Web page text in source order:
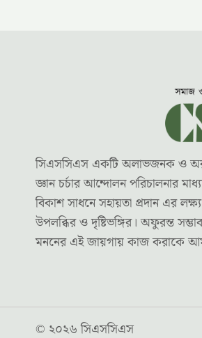
সিএসসিএস একটি অলাভজনক ও
জ্ঞান চর্চার আন্দোলন পরিচালনার
বিকাশ সাধনে সহায়তা প্রদান এর
উপলব্ধির ও দৃষ্টিভঙ্গির। অফুরন্ত
মননের এই জায়গায় কাজ করাকে
© ২০২৬ সিএসসিএস